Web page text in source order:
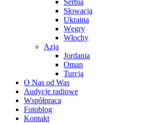
Serbia
Słowacja
Ukraina
Węgry
Włochy
Azja
Jordania
Oman
Turcja
O Nas od Was
Audycje radiowe
Współpraca
Fotoblog
Kontakt